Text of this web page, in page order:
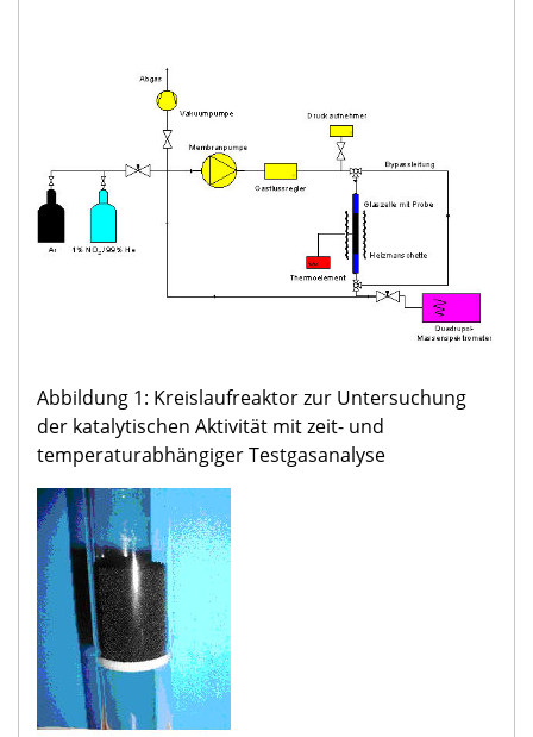
Abbildung 1: Kreislaufreaktor zur Untersuchung
der katalytischen Aktivität mit zeit- und
temperaturabhängiger Testgasanalyse